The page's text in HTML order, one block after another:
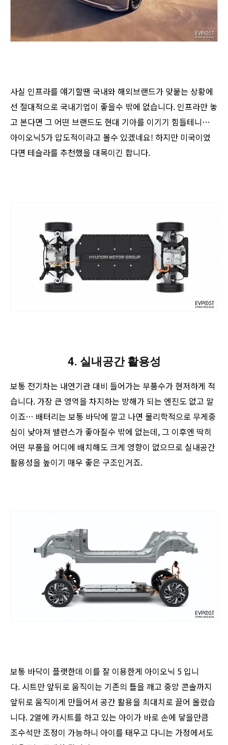
사실 인프라를 얘기할땐 국내와 해외브랜드가 맞붙는 상황에
선 절대적으로 국내기업이 좋을수 밖에 없습니다. 인프라만 놓
고 본다면 그 어떤 브랜드도 현대 기아를 이기기 힘들테니…
아이오닉5가 압도적이라고 볼수 있겠네요! 하지만 미국이였
다면 테슬라를 추천했을 대목이긴 합니다.
4. 실내공간 활용성
보통 전기차는 내연기관 대비 들어가는 부품수가 현저하게 적
습니다. 가장 큰 영역을 차지하는 방해가 되는 엔진도 없고 말
이죠… 배터리는 보통 바닥에 깔고 나면 물리학적으로 무게중
심이 낮아져 밸런스가 좋아질수 밖에 없는데, 그 이후엔 딱히
어떤 부품을 어디에 배치해도 크게 영향이 없으므로 실내공간
활용성을 높이기 매우 좋은 구조인거죠.
보통 바닥이 플랫한데 이를 잘 이용한게 아이오닉 5 입니
다. 시트만 앞뒤로 움직이는 기존의 틀을 깨고 중앙 콘솔까지
앞뒤로 움직이게 만들어서 공간 활용을 최대치로 끌어 올렸습
니다. 2열에 카시트를 하고 있는 아이가 바로 손에 닿을만큼
조수석만 조정이 가능하니 아이를 태우고 다니는 가정에서도